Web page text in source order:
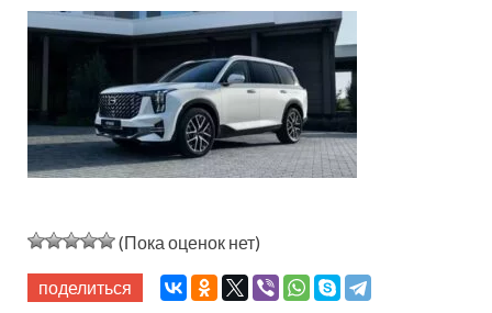
(Пока оценок нет)
поделиться